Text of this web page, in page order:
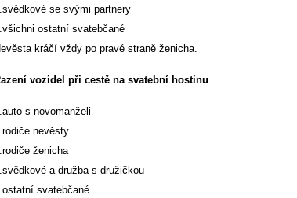
se svými partnery
ostatní svatebčané
kráčí vždy po pravé straně ženicha.
vozidel při cestě na svatební hostinu
s novomanželi
nevěsty
ženicha
a družba s družičkou
svatebčané